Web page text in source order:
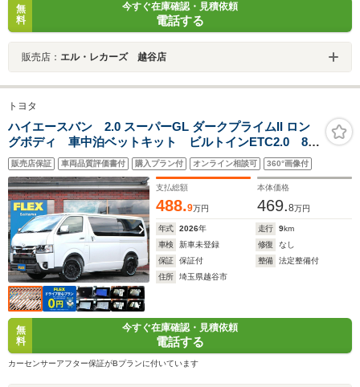
無
料
今すぐ在庫確認・見積依頼
電話する
販売店： エル・レカーズ 越谷店
トヨタ
ハイエースバン 2.0 スーパーGL ダークプライムII ロン
グボディ 車中泊ベットキット ビルトインETC2.0 8イ
ンチディスプレイオーディオ トヨタセーフティセンス
3.0 レーダークルーズコントロール Bi-Beamヘッドラ
イト パノラミックビューモニター デジタルインナー
ミラー
販売店保証 車両品質評価書付 購入プラン付 オンライン相談可 360°画像付
支払総額
488.9万円
本体価格
469.8万円
年式 2026年 走行 9km
車検
新車未登録 修復
なし
保証
保証付 整備
法定整備付
住所
埼玉県越谷市
無
料
今すぐ在庫確認・見積依頼
電話する
カーセンサーアフター保証がBプランに付いています